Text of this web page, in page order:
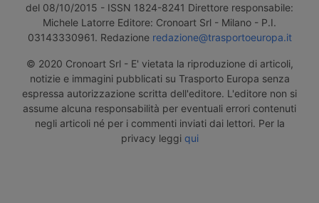
del 08/10/2015 - ISSN 1824-8241 Direttore responsabile:
Michele Latorre Editore: Cronoart Srl - Milano - P.I.
03143330961. Redazione redazione@trasportoeuropa.it
© 2020 Cronoart Srl - E' vietata la riproduzione di articoli,
notizie e immagini pubblicati su Trasporto Europa senza
espressa autorizzazione scritta dell'editore. L'editore non si
assume alcuna responsabilità per eventuali errori contenuti
negli articoli né per i commenti inviati dai lettori. Per la
privacy leggi qui